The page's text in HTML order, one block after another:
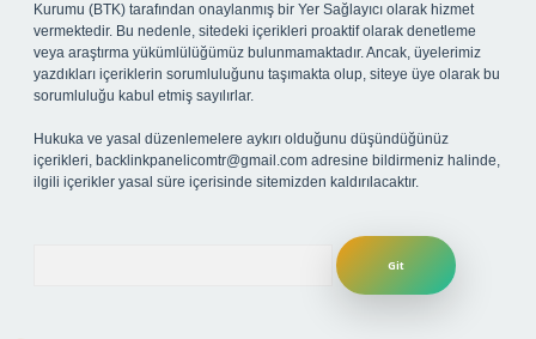
Kurumu (BTK) tarafından onaylanmış bir Yer Sağlayıcı olarak hizmet
vermektedir. Bu nedenle, sitedeki içerikleri proaktif olarak denetleme
veya araştırma yükümlülüğümüz bulunmamaktadır. Ancak, üyelerimiz
yazdıkları içeriklerin sorumluluğunu taşımakta olup, siteye üye olarak bu
sorumluluğu kabul etmiş sayılırlar.
Hukuka ve yasal düzenlemelere aykırı olduğunu düşündüğünüz
içerikleri, backlinkpanelicomtr@gmail.com adresine bildirmeniz halinde,
ilgili içerikler yasal süre içerisinde sitemizden kaldırılacaktır.